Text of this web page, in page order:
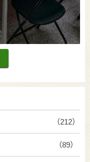
（212）
（89）